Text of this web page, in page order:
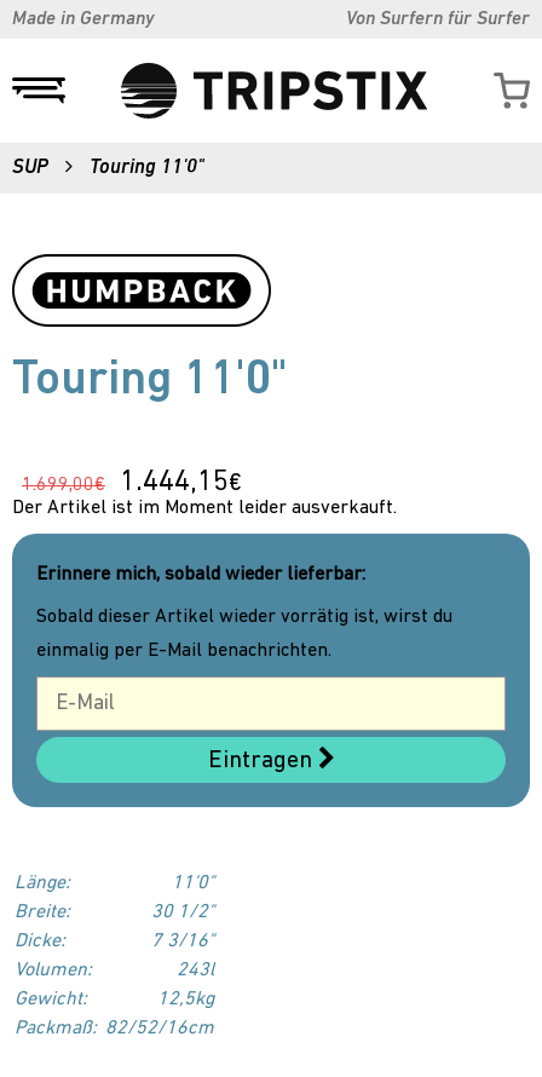
Made in Germany Von Surfern für Surfer
SUP Touring 11'0"
Touring 11'0"
1.699,00€ 1.444,15€
Der Artikel ist im Moment leider ausverkauft.
Erinnere mich, sobald wieder lieferbar:
Sobald dieser Artikel wieder vorrätig ist, wirst du
einmalig per E-Mail benachrichten.
Eintragen
Länge:
11'0"
Breite:
30 1/2"
Dicke:
7 3/16"
Volumen:
243l
Gewicht:
12,5kg
Packmaß: 82/52/16cm